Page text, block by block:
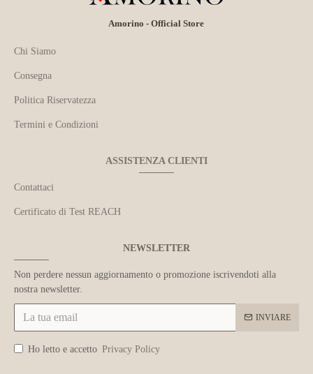
Amorino - Official Store
Chi Siamo
Consegna
Politica Riservatezza
Termini e Condizioni
ASSISTENZA CLIENTI
Contattaci
Certificato di Test REACH
NEWSLETTER
Non perdere nessun aggiornamento o promozione iscrivendoti alla
nostra newsletter.
INVIARE
Ho letto e accetto Privacy Policy